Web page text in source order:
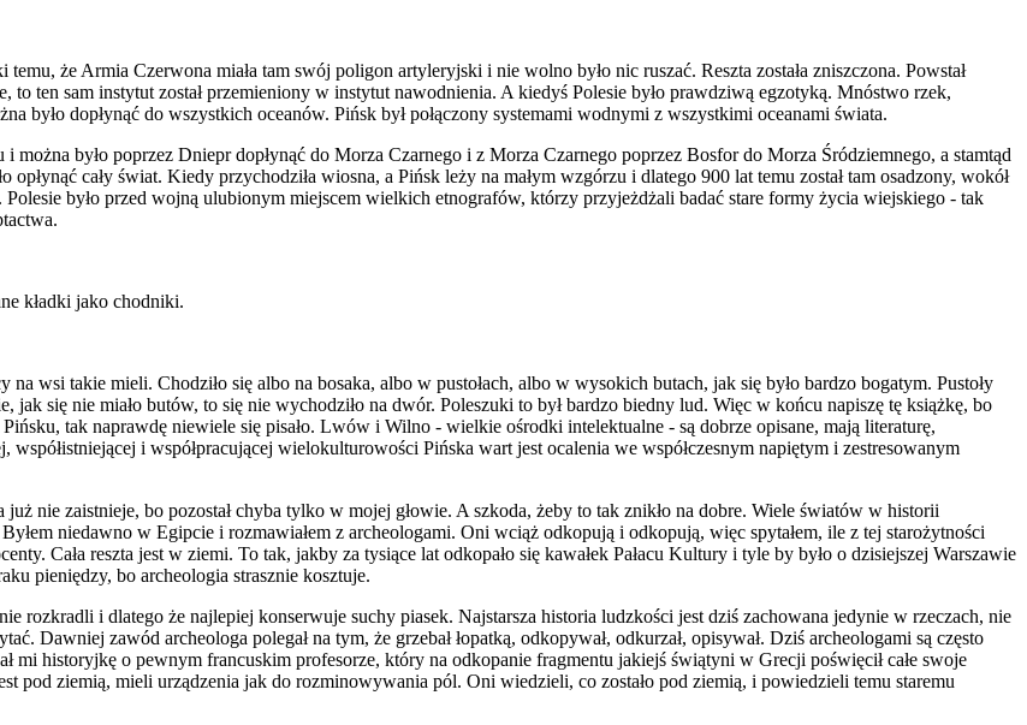
że Armia Czerwona miała tam swój poligon artyleryjski i nie wolno było nic ruszać. Reszta została zniszczona. Powstał
ten sam instytut został przemieniony w instytut nawodnienia. A kiedyś Polesie było prawdziwą egzotyką. Mnóstwo rzek,
było dopłynąć do wszystkich oceanów. Pińsk był połączony systemami wodnymi z wszystkimi oceanami świata.
można było poprzez Dniepr dopłynąć do Morza Czarnego i z Morza Czarnego poprzez Bosfor do Morza Śródziemnego, a stamtąd
cały świat. Kiedy przychodziła wiosna, a Pińsk leży na małym wzgórzu i dlatego 900 lat temu został tam osadzony, wokół
było przed wojną ulubionym miejscem wielkich etnografów, którzy przyjeżdżali badać stare formy życia wiejskiego - tak
kładki jako chodniki.
na wsi takie mieli. Chodziło się albo na bosaka, albo w pustołach, albo w wysokich butach, jak się było bardzo bogatym. Pustoły
jak się nie miało butów, to się nie wychodziło na dwór. Poleszuki to był bardzo biedny lud. Więc w końcu napiszę tę książkę, bo
tak naprawdę niewiele się pisało. Lwów i Wilno - wielkie ośrodki intelektualne - są dobrze opisane, mają literaturę,
i współpracującej wielokulturowości Pińska wart jest ocalenia we współczesnym napiętym i zestresowanym
nie zaistnieje, bo pozostał chyba tylko w mojej głowie. A szkoda, żeby to tak znikło na dobre. Wiele światów w historii
niedawno w Egipcie i rozmawiałem z archeologami. Oni wciąż odkopują i odkopują, więc spytałem, ile z tej starożytności
Cała reszta jest w ziemi. To tak, jakby za tysiące lat odkopało się kawałek Pałacu Kultury i tyle by było o dzisiejszej Warszawie
pieniędzy, bo archeologia strasznie kosztuje.
rozkradli i dlatego że najlepiej konserwuje suchy piasek. Najstarsza historia ludzkości jest dziś zachowana jedynie w rzeczach, nie
Dawniej zawód archeologa polegał na tym, że grzebał łopatką, odkopywał, odkurzał, opisywał. Dziś archeologami są często
mi historyjkę o pewnym francuskim profesorze, który na odkopanie fragmentu jakiejś świątyni w Grecji poświęcił całe swoje
pod ziemią, mieli urządzenia jak do rozminowywania pól. Oni wiedzieli, co zostało pod ziemią, i powiedzieli temu staremu